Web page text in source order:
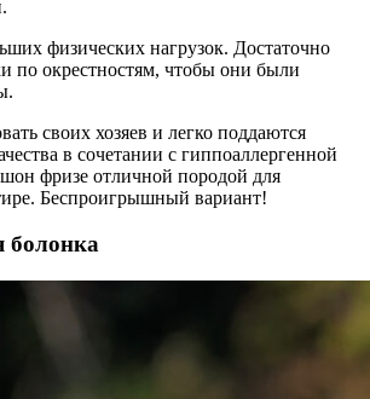
физических нагрузок. Достаточно
по окрестностям, чтобы они были
своих хозяев и легко поддаются
в сочетании с гиппоаллергенной
фризе отличной породой для
Беспроигрышный вариант!
болонка